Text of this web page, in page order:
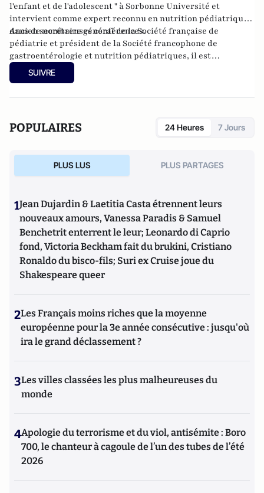
l'enfant et de l'adolescent " à Sorbonne Université et
intervient comme expert reconnu en nutrition pédiatrique
dans de nombreuses conférences.
Ancien secrétaire général de la Société française de
pédiatrie et président de la Société francophone de
gastroentérologie et nutrition pédiatriques, il est
actuellement président de l’Association des pédiatres de
langue française. Il est l’auteur de nombreux livres et
SUIVRE
POPULAIRES 24 Heures 7 Jours
PLUS LUS PLUS PARTAGES
1Jean Dujardin & Laetitia Casta étrennent leurs
nouveaux amours, Vanessa Paradis & Samuel
Benchetrit enterrent le leur; Leonardo di Caprio
fond, Victoria Beckham fait du brukini, Cristiano
Ronaldo du bisco-fils; Suri ex Cruise joue du
Shakespeare queer
2Les Français moins riches que la moyenne
européenne pour la 3e année consécutive : jusqu'où
ira le grand déclassement ?
3Les villes classées les plus malheureuses du
monde
4Apologie du terrorisme et du viol, antisémite : Boro
700, le chanteur à cagoule de l’un des tubes de l’été
2026